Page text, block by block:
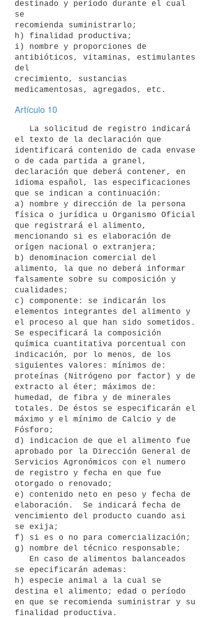
destinado y período durante el cual
se
recomienda suministrarlo;
h) finalidad productiva;
i) nombre y proporciones de
antibióticos, vitaminas, estimulantes
del
crecimiento, sustancias
Artículo 10
el texto de la declaración que
identificará contenido de cada envase
o de cada partida a granel,
declaración que deberá contener, en
idioma español, las especificaciones
que se indican a continuación:
a) nombre y dirección de la persona
física o jurídica u Organismo Oficial
que registrará el alimento,
mencionando si es elaboración de
orígen nacional o extranjera;
b) denominacion comercial del
alimento, la que no deberá informar
falsamente sobre su composición y
cualidades;
c) componente: se indicarán los
elementos integrantes del alimento y
el proceso al que han sido sometidos.
Se especificará la composición
química cuantitativa porcentual con
indicación, por lo menos, de los
siguientes valores: mínimos de:
proteínas (Nitrógeno por factor) y de
extracto al éter; máximos de:
humedad, de fibra y de minerales
totales. De éstos se especificarán el
máximo y el mínimo de Calcio y de
Fósforo;
d) indicacion de que el alimento fue
aprobado por la Dirección General de
Servicios Agronómicos con el numero
de registro y fecha en que fue
otorgado o renovado;
e) contenido neto en peso y fecha de
elaboración.  Se indicará fecha de
vencimiento del producto cuando asi
se exija;
f) si es o no para comercialización;
g) nombre del técnico responsable;
se epecificarán ademas:
h) especie animal a la cual se
destina el alimento; edad o período
en que se recomienda suministrar y su
finalidad productiva.